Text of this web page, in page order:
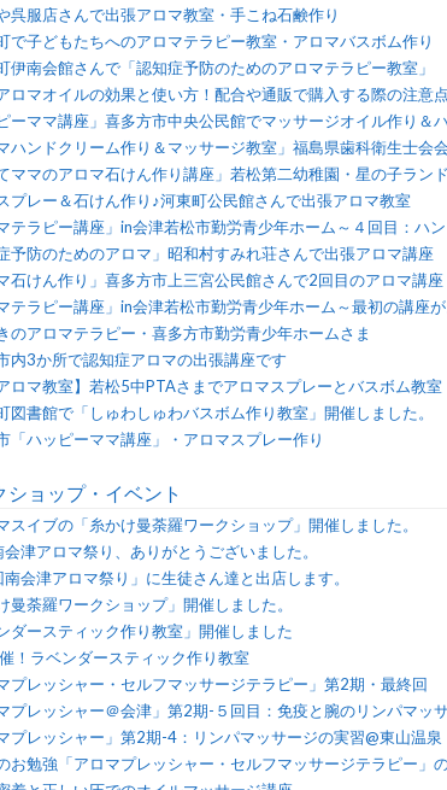
呉服店さんで出張アロマ教室・手こね石鹸作り
で子どもたちへのアロマテラピー教室・アロマバスボム作り
伊南会館さんで「認知症予防のためのアロマテラピー教室」
ロマオイルの効果と使い方！配合や通販で購入する際の注意点
ーママ講座」喜多方市中央公民館でマッサージオイル作り＆
ハンドクリーム作り＆マッサージ教室」福島県歯科衛生士会
ママのアロマ石けん作り講座」若松第二幼稚園・星の子ラン
プレー＆石けん作り♪河東町公民館さんで出張アロマ教室
テラピー講座」in会津若松市勤労青少年ホーム～４回目：ハ
予防のためのアロマ」昭和村すみれ荘さんで出張アロマ講座
石けん作り」喜多方市上三宮公民館さんで2回目のアロマ講座
テラピー講座」in会津若松市勤労青少年ホーム～最初の講座
のアロマテラピー・喜多方市勤労青少年ホームさま
内3か所で認知症アロマの出張講座です
アロマ教室】若松5中PTAさまでアロマスプレーとバスボム教室
図書館で「しゅわしゅわバスボム作り教室」開催しました。
「ハッピーママ講座」・アロマスプレー作り
ショップ・イベント
スイブの「糸かけ曼荼羅ワークショップ」開催しました。
津アロマ祭り、ありがとうございました。
南会津アロマ祭り」に生徒さん達と出店します。
曼荼羅ワークショップ」開催しました。
ダースティック作り教室」開催しました
！ラベンダースティック作り教室
プレッシャー・セルフマッサージテラピー」第2期・最終回
プレッシャー＠会津」第2期-５回目：免疫と腕のリンパマッ
プレッシャー」第2期-4：リンパマッサージの実習@東山温泉
お勉強「アロマプレッシャー・セルフマッサージテラピー」